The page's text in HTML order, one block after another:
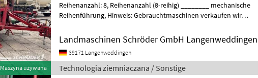
Maszyna używana
Reihenanzahl: 8, Reihenanzahl (8-reihig) ________ mechanische
Reihenführung, Hinweis: Gebrauchtmaschinen verkaufen wir
Landmaschinen Schröder GmbH Langenweddingen
39171 Langenweddingen
Technologia ziemniaczana / Sonstige